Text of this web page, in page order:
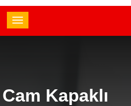
Kapaklı